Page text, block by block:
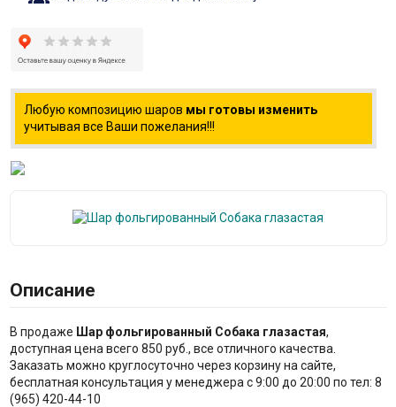
Любую композицию шаров мы готовы изменить
учитывая все Ваши пожелания!!!
Описание
В продаже Шар фольгированный Собака глазастая,
доступная цена всего 850 руб., все отличного качества.
Заказать можно круглосуточно через корзину на сайте,
бесплатная консультация у менеджера с 9:00 до 20:00 по тел: 8
(965) 420-44-10